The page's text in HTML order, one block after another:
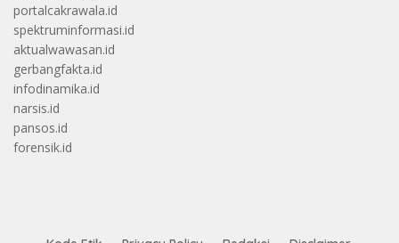
portalcakrawala.id
spektruminformasi.id
aktualwawasan.id
gerbangfakta.id
infodinamika.id
narsis.id
pansos.id
forensik.id